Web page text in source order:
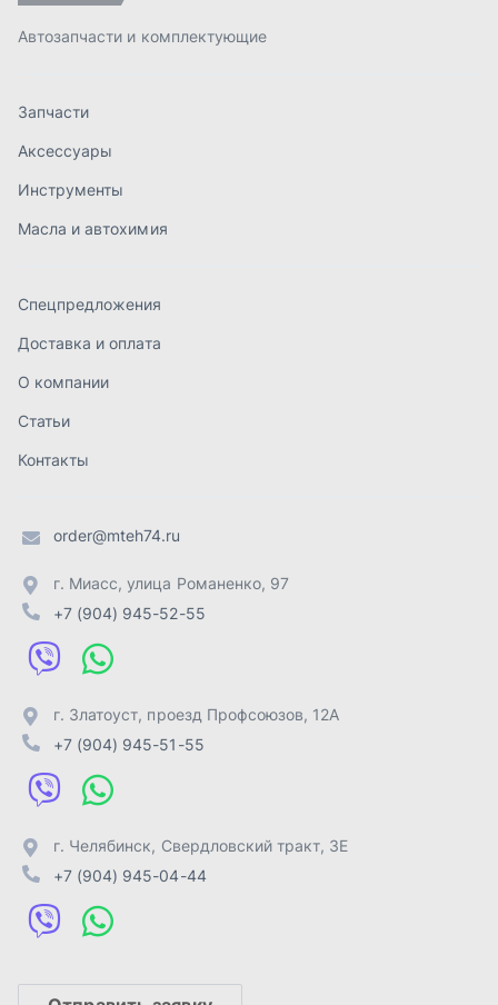
Спецпредложения
Доставка и оплата
Контакты
order@mteh74.ru
+7 (904) 945-52-55
г. Златоуст
г. Челябинск
+7 (904) 945-04-44
Отправить заявку
ИП Лахтачёв О.В.
Разработка -